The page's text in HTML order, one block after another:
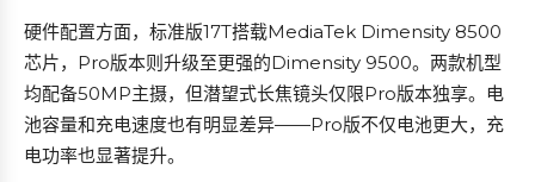
硬件配置方面，标准版17T搭载MediaTek Dimensity 8500
芯片，Pro版本则升级至更强的Dimensity 9500。两款机型
均配备50MP主摄，但潜望式长焦镜头仅限Pro版本独享。电
池容量和充电速度也有明显差异——Pro版不仅电池更大，充
电功率也显著提升。